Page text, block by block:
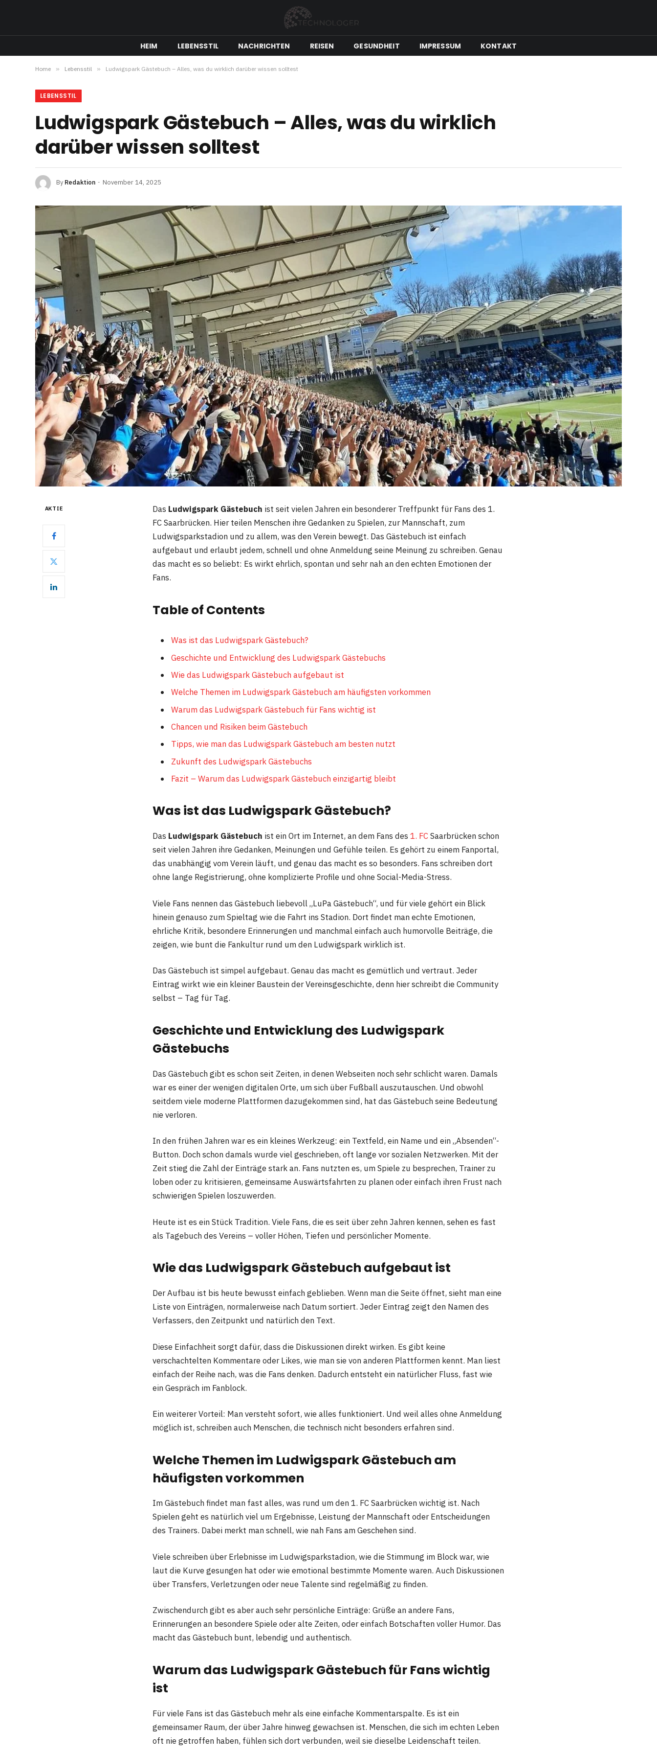
HEIM LEBENSSTIL NACHRICHTEN REISEN GESUNDHEIT IMPRESSUM KONTAKT
Home » Lebensstil » Ludwigspark Gästebuch – Alles, was du wirklich darüber wissen solltest
LEBENSSTIL
Ludwigspark Gästebuch – Alles, was du wirklich
darüber wissen solltest
By Redaktion November 14, 2025
AKTIE Das Ludwigspark Gästebuch ist seit vielen Jahren ein besonderer Treffpunkt für Fans des 1.
FC Saarbrücken. Hier teilen Menschen ihre Gedanken zu Spielen, zur Mannschaft, zum
Ludwigsparkstadion und zu allem, was den Verein bewegt. Das Gästebuch ist einfach
aufgebaut und erlaubt jedem, schnell und ohne Anmeldung seine Meinung zu schreiben. Genau
das macht es so beliebt: Es wirkt ehrlich, spontan und sehr nah an den echten Emotionen der
Fans.
Table of Contents
Was ist das Ludwigspark Gästebuch?
Geschichte und Entwicklung des Ludwigspark Gästebuchs
Wie das Ludwigspark Gästebuch aufgebaut ist
Welche Themen im Ludwigspark Gästebuch am häufigsten vorkommen
Warum das Ludwigspark Gästebuch für Fans wichtig ist
Chancen und Risiken beim Gästebuch
Tipps, wie man das Ludwigspark Gästebuch am besten nutzt
Zukunft des Ludwigspark Gästebuchs
Fazit – Warum das Ludwigspark Gästebuch einzigartig bleibt
Was ist das Ludwigspark Gästebuch?
Das Ludwigspark Gästebuch ist ein Ort im Internet, an dem Fans des 1. FCSaarbrücken schon
seit vielen Jahren ihre Gedanken, Meinungen und Gefühle teilen. Es gehört zu einem Fanportal,
das unabhängig vom Verein läuft, und genau das macht es so besonders. Fans schreiben dort
ohne lange Registrierung, ohne komplizierte Profile und ohne Social-Media-Stress.
Viele Fans nennen das Gästebuch liebevoll „LuPa Gästebuch“, und für viele gehört ein Blick
hinein genauso zum Spieltag wie die Fahrt ins Stadion. Dort findet man echte Emotionen,
ehrliche Kritik, besondere Erinnerungen und manchmal einfach auch humorvolle Beiträge, die
zeigen, wie bunt die Fankultur rund um den Ludwigspark wirklich ist.
Das Gästebuch ist simpel aufgebaut. Genau das macht es gemütlich und vertraut. Jeder
Eintrag wirkt wie ein kleiner Baustein der Vereinsgeschichte, denn hier schreibt die Community
selbst – Tag für Tag.
Geschichte und Entwicklung des Ludwigspark
Gästebuchs
Das Gästebuch gibt es schon seit Zeiten, in denen Webseiten noch sehr schlicht waren. Damals
war es einer der wenigen digitalen Orte, um sich über Fußball auszutauschen. Und obwohl
seitdem viele moderne Plattformen dazugekommen sind, hat das Gästebuch seine Bedeutung
nie verloren.
In den frühen Jahren war es ein kleines Werkzeug: ein Textfeld, ein Name und ein „Absenden“-
Button. Doch schon damals wurde viel geschrieben, oft lange vor sozialen Netzwerken. Mit der
Zeit stieg die Zahl der Einträge stark an. Fans nutzten es, um Spiele zu besprechen, Trainer zu
loben oder zu kritisieren, gemeinsame Auswärtsfahrten zu planen oder einfach ihren Frust nach
schwierigen Spielen loszuwerden.
Heute ist es ein Stück Tradition. Viele Fans, die es seit über zehn Jahren kennen, sehen es fast
als Tagebuch des Vereins – voller Höhen, Tiefen und persönlicher Momente.
Wie das Ludwigspark Gästebuch aufgebaut ist
Der Aufbau ist bis heute bewusst einfach geblieben. Wenn man die Seite öffnet, sieht man eine
Liste von Einträgen, normalerweise nach Datum sortiert. Jeder Eintrag zeigt den Namen des
Verfassers, den Zeitpunkt und natürlich den Text.
Diese Einfachheit sorgt dafür, dass die Diskussionen direkt wirken. Es gibt keine
verschachtelten Kommentare oder Likes, wie man sie von anderen Plattformen kennt. Man liest
einfach der Reihe nach, was die Fans denken. Dadurch entsteht ein natürlicher Fluss, fast wie
ein Gespräch im Fanblock.
Ein weiterer Vorteil: Man versteht sofort, wie alles funktioniert. Und weil alles ohne Anmeldung
möglich ist, schreiben auch Menschen, die technisch nicht besonders erfahren sind.
Welche Themen im Ludwigspark Gästebuch am
häufigsten vorkommen
Im Gästebuch findet man fast alles, was rund um den 1. FC Saarbrücken wichtig ist. Nach
Spielen geht es natürlich viel um Ergebnisse, Leistung der Mannschaft oder Entscheidungen
des Trainers. Dabei merkt man schnell, wie nah Fans am Geschehen sind.
Viele schreiben über Erlebnisse im Ludwigsparkstadion, wie die Stimmung im Block war, wie
laut die Kurve gesungen hat oder wie emotional bestimmte Momente waren. Auch Diskussionen
über Transfers, Verletzungen oder neue Talente sind regelmäßig zu finden.
Zwischendurch gibt es aber auch sehr persönliche Einträge: Grüße an andere Fans,
Erinnerungen an besondere Spiele oder alte Zeiten, oder einfach Botschaften voller Humor. Das
macht das Gästebuch bunt, lebendig und authentisch.
Warum das Ludwigspark Gästebuch für Fans wichtig
ist
Für viele Fans ist das Gästebuch mehr als eine einfache Kommentarspalte. Es ist ein
gemeinsamer Raum, der über Jahre hinweg gewachsen ist. Menschen, die sich im echten Leben
oft nie getroffen haben, fühlen sich dort verbunden, weil sie dieselbe Leidenschaft teilen.